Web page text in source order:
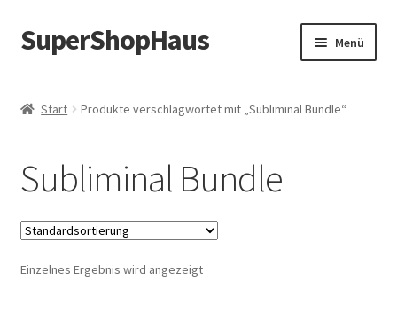
Zur
Navigation
Zum
Inhalt
SuperShopHaus Menü
Start Produkte verschlagwortet mit „Subliminal Bundle“
Subliminal Bundle
Einzelnes Ergebnis wird angezeigt